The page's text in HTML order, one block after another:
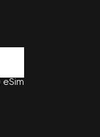
eSim